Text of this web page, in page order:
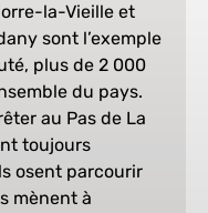
la-Vieille et
sont l’exemple
plus de 2 000
du pays.
au Pas de La
toujours
osent parcourir
mènent à